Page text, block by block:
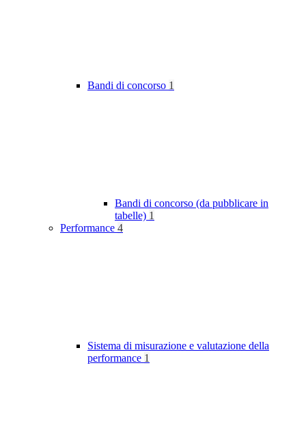
Bandi di concorso 1
Bandi di concorso (da pubblicare in
tabelle) 1
Performance 4
Sistema di misurazione e valutazione della
performance 1